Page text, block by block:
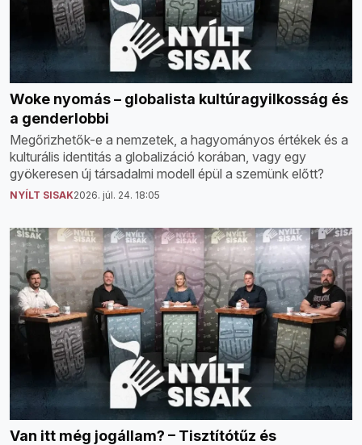
Woke nyomás – globalista kultúragyilkosság és
a genderlobbi
Megőrizhetők-e a nemzetek, a hagyományos értékek és a
kulturális identitás a globalizáció korában, vagy egy
gyökeresen új társadalmi modell épül a szemünk előtt?
NYÍLT SISAK2026. júl. 24. 18:05
Van itt még jogállam? – Tisztítótűz és